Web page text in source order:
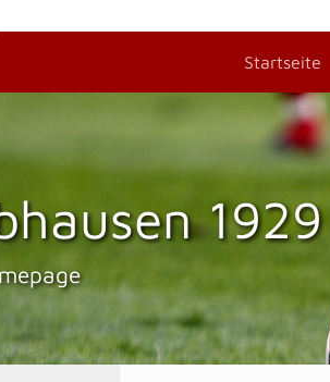
Startseite